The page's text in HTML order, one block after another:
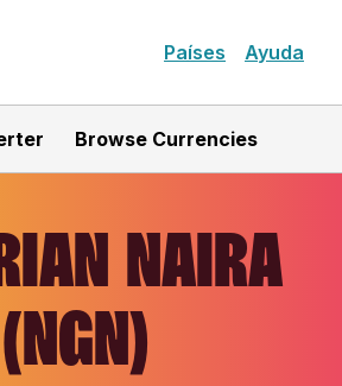
Países Ayuda
Browse Currencies
NAIRA
(NGN)